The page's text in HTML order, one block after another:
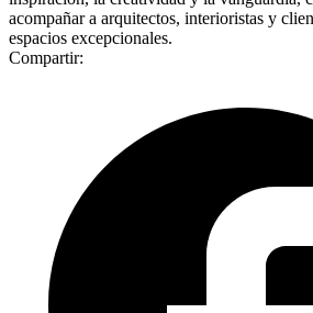
acompañar a arquitectos, interioristas y
espacios excepcionales.
Compartir: